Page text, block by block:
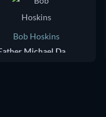
Bob Hoskins